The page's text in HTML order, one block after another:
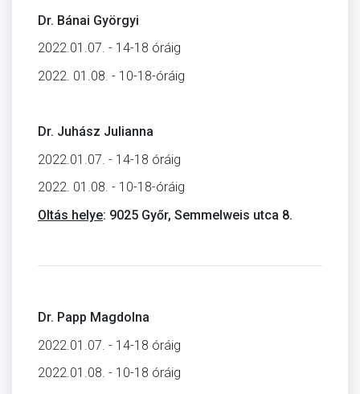
Dr. Bánai Györgyi
2022.01.07. - 14-18 óráig
2022. 01.08. - 10-18-óráig
Dr. Juhász Julianna
2022.01.07. - 14-18 óráig
2022. 01.08. - 10-18-óráig
Oltás helye: 9025 Győr, Semmelweis utca 8.
Dr. Papp Magdolna
2022.01.07. - 14-18 óráig
2022.01.08. - 10-18 óráig